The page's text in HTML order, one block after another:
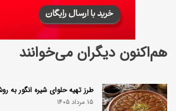
هم‌اکنون دیگران می‌خوانند
طرز تهیه حلوای شیره انگور به
15 مرداد 1405